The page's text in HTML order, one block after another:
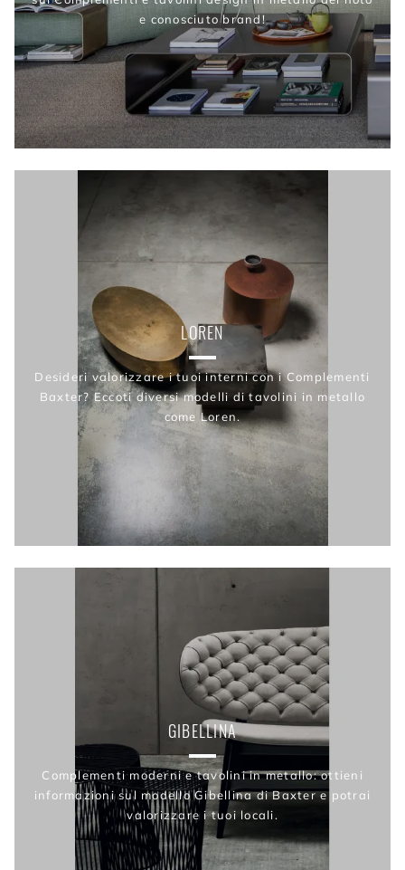
e conosciuto brand!
LOREN
Desideri valorizzare i tuoi interni con i Complementi
Baxter? Eccoti diversi modelli di tavolini in metallo
come Loren.
GIBELLINA
Complementi moderni e tavolini in metallo: ottieni
informazioni sul modello Gibellina di Baxter e potrai
valorizzare i tuoi locali.